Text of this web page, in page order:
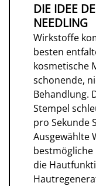
DIE IDEE
NEEDLING
Wirkstoffe
besten
kosmetische
schonende,
Behandlung.
Stempel
pro Sekunde
Ausgewählte
bestmögliche
die